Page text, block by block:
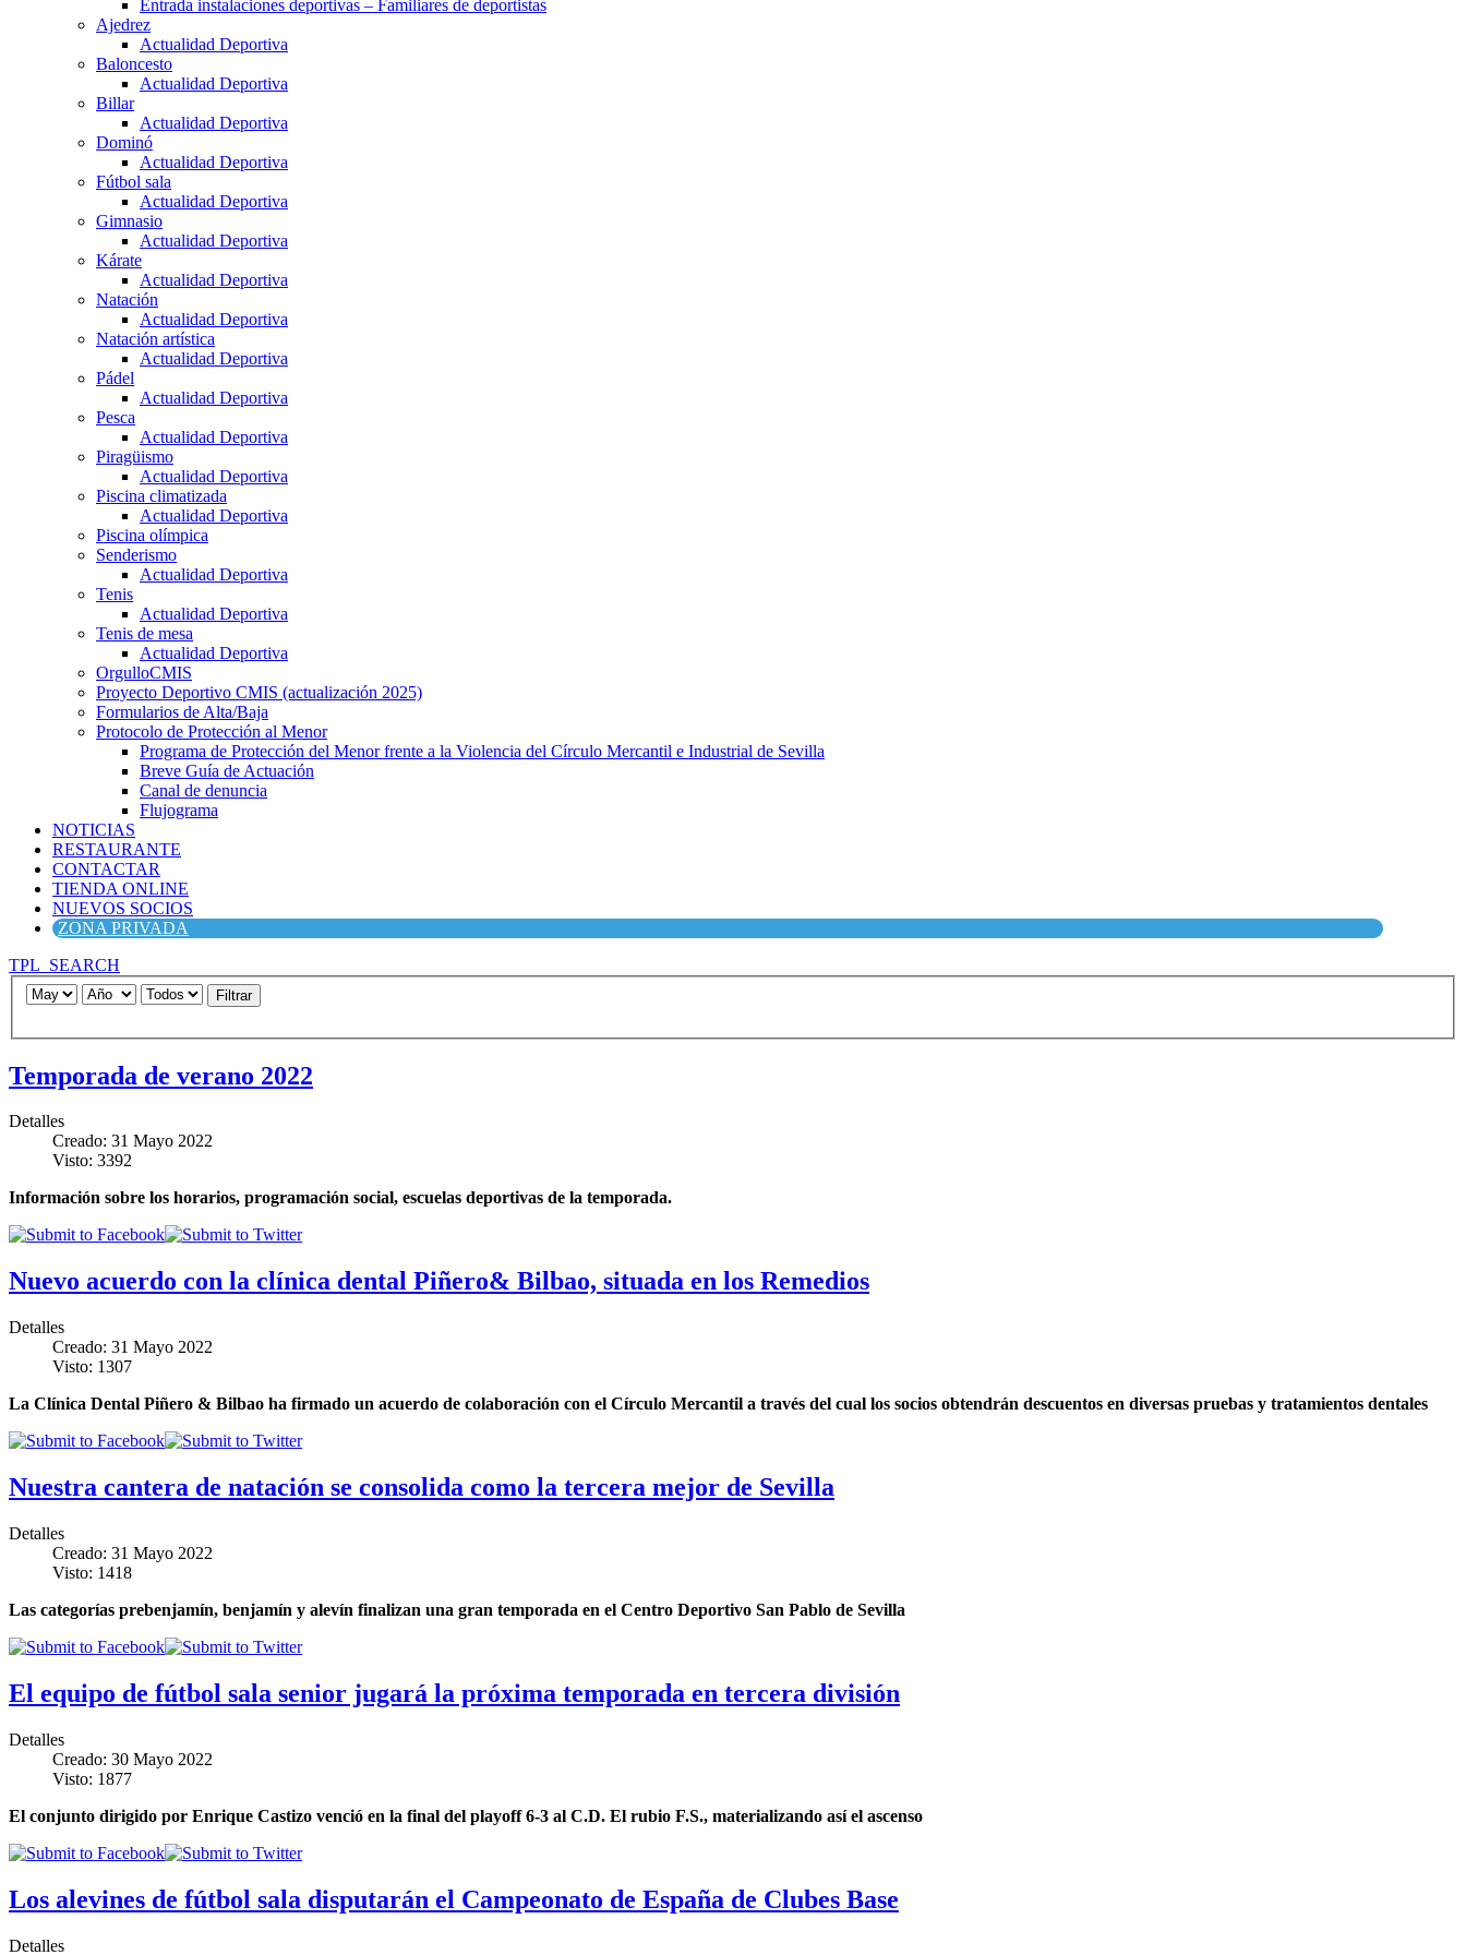
Entrada instalaciones deportivas – Familiares de deportistas
Ajedrez
Actualidad Deportiva
Baloncesto
Actualidad Deportiva
Billar
Actualidad Deportiva
Dominó
Actualidad Deportiva
Fútbol sala
Actualidad Deportiva
Gimnasio
Actualidad Deportiva
Kárate
Actualidad Deportiva
Natación
Actualidad Deportiva
Natación artística
Actualidad Deportiva
Pádel
Actualidad Deportiva
Pesca
Actualidad Deportiva
Piragüismo
Actualidad Deportiva
Piscina climatizada
Actualidad Deportiva
Piscina olímpica
Senderismo
Actualidad Deportiva
Tenis
Actualidad Deportiva
Tenis de mesa
Actualidad Deportiva
OrgulloCMIS
Proyecto Deportivo CMIS (actualización 2025)
Formularios de Alta/Baja
Protocolo de Protección al Menor
Programa de Protección del Menor frente a la Violencia del Círculo Mercantil e Industrial de Sevilla
Breve Guía de Actuación
Canal de denuncia
Flujograma
NOTICIAS
RESTAURANTE
CONTACTAR
TIENDA ONLINE
NUEVOS SOCIOS
ZONA PRIVADA
TPL_SEARCH
Filtrar
Temporada de verano 2022
Detalles
Creado: 31 Mayo 2022
Visto: 3392
Información sobre los horarios, programación social, escuelas deportivas de la temporada.
Nuevo acuerdo con la clínica dental Piñero& Bilbao, situada en los Remedios
Detalles
Creado: 31 Mayo 2022
Visto: 1307
La Clínica Dental Piñero & Bilbao ha firmado un acuerdo de colaboración con el Círculo Mercantil a través del cual los socios obtendrán descuentos en diversas pruebas y tratamientos dentales
Nuestra cantera de natación se consolida como la tercera mejor de Sevilla
Detalles
Creado: 31 Mayo 2022
Visto: 1418
Las categorías prebenjamín, benjamín y alevín finalizan una gran temporada en el Centro Deportivo San Pablo de Sevilla
El equipo de fútbol sala senior jugará la próxima temporada en tercera división
Detalles
Creado: 30 Mayo 2022
Visto: 1877
El conjunto dirigido por Enrique Castizo venció en la final del playoff 6-3 al C.D. El rubio F.S., materializando así el ascenso
Los alevines de fútbol sala disputarán el Campeonato de España de Clubes Base
Detalles